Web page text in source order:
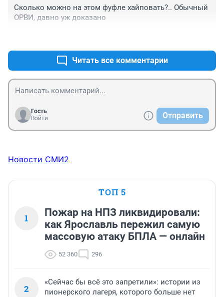
Сколько можно на этом фуфле хайповать?.. Обычный
ОРВИ, давно уж доказано
Читать все комментарии
Гость
Войти
Отправить
Новости СМИ2
ТОП 5
1
Пожар на НПЗ ликвидировали:
как Ярославль пережил самую
массовую атаку БПЛА — онлайн
52 360 296
2
«Сейчас бы всё это запретили»: истории из
пионерского лагеря, которого больше нет